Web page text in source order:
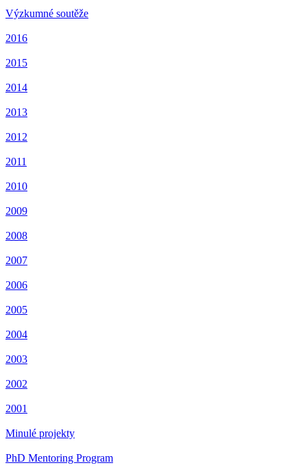
Výzkumné soutěže
2016
2015
2014
2013
2012
2011
2010
2009
2008
2007
2006
2005
2004
2003
2002
2001
Minulé projekty
PhD Mentoring Program